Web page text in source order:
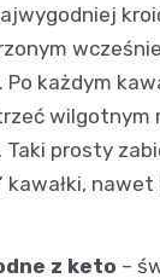
Po każdym
wilgotnym
Taki prosty
kawałki,
z keto –